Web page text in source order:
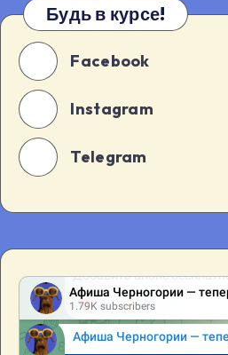
Будь в курсе!
Facebook
Instagram
Telegram